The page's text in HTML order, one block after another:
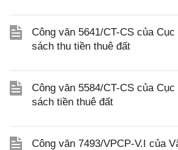
Công văn 5641/CT-CS của
sách thu tiền thuê đất
Công văn 5584/CT-CS của
sách tiền thuê đất
Công văn 7493/VPCP-V.I của